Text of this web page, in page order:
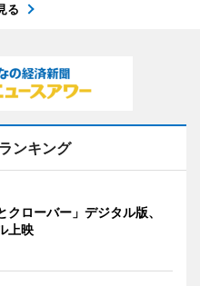
る
ンキング
クローバー」デジタル版、
上映